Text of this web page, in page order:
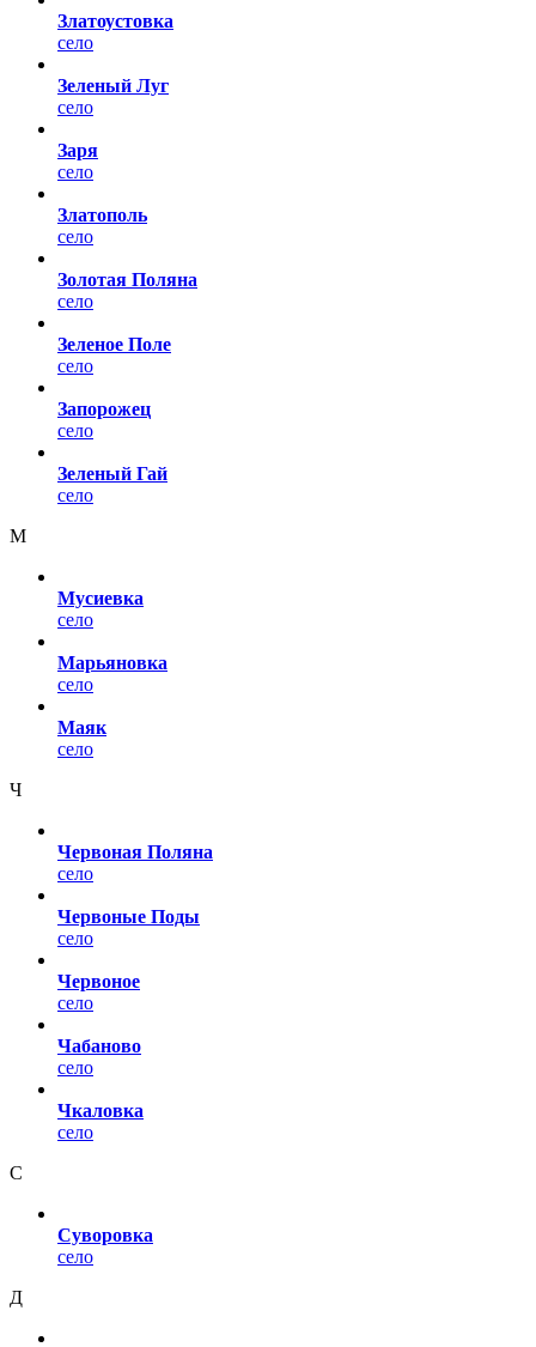
Златоустовка
село
Зеленый Луг
село
Заря
село
Златополь
село
Золотая Поляна
село
Зеленое Поле
село
Запорожец
село
Зеленый Гай
село
М
Мусиевка
село
Марьяновка
село
Маяк
село
Ч
Червоная Поляна
село
Червоные Поды
село
Червоное
село
Чабаново
село
Чкаловка
село
С
Суворовка
село
Д